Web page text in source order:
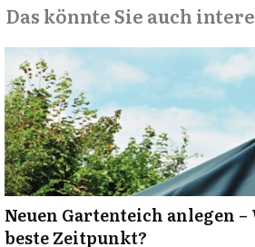
Das könnte Sie auch
Neuen Gartenteich anlegen
beste Zeitpunkt?